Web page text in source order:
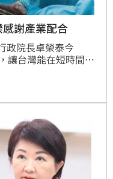
謝產業配合
政院長卓榮泰今
讓台灣能在短時間內
強化邊境管理、防